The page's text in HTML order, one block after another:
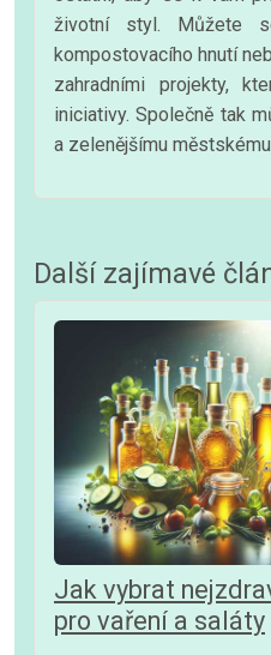
životní styl. Můžete
kompostovacího hnutí
zahradními projekty,
iniciativy. Společně tak
a zelenějšímu
Další zajímavé
Jak vybrat
pro vaření a saláty